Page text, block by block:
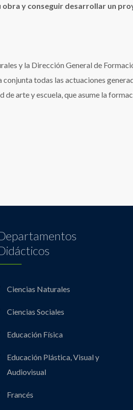
y conseguir desarrollar un
y la Dirección General de
todas las actuaciones
de arte y escuela, que asume la
Ciencias Naturales
Ciencias Sociales
Educación Física
Educación Plástica, Visual y
Audiovisual
Francés